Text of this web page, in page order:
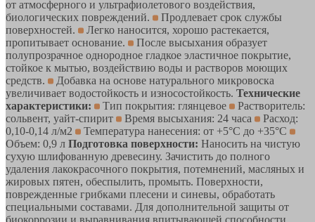
от атмосферного и ультрафиолетового воздействия,
биологических повреждений.
Продлевает срок службы
поверхностей.
Легко наносится, хорошо растекается,
пропитывает основание.
После высыхания образует
полупрозрачное однородное гладкое эластичное покрытие,
стойкое к мытью, воздействию воды и растворов моющих
средств.
Добавка на основе натурального микровоска
увеличивает водостойкость и износостойкость. Технические
характеристики:
Тип покрытия: глянцевое
Растворитель:
сольвент, уайт-спирит
Время высыхания: 24 часа
Расход:
0,10-0,14 л/м2
Температура нанесения: от +5°С до +35°С
Объем: 0,9 л Подготовка поверхности: Наносить на чистую
сухую шлифованную древесину. Зачистить до полного
удаления лакокрасочного покрытия, потемнений, масляных и
жировых пятен, обеспылить, промыть. Поверхности,
поврежденные грибками плесени и синевы, обработать
специальными составами. Для дополнительной защиты от
биокоррозии и выравнивания впитывающей способности